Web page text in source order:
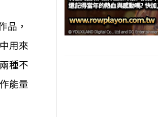
品，
用來
種不
能量